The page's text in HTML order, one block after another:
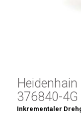
376840-4G
Inkrementaler